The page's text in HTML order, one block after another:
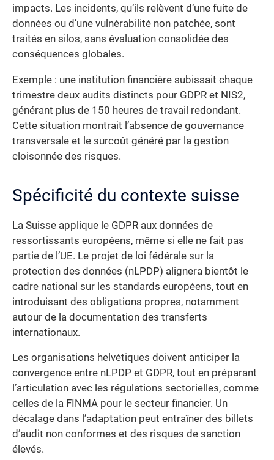
impacts. Les incidents, qu’ils relèvent d’une fuite de
données ou d’une vulnérabilité non patchée, sont
traités en silos, sans évaluation consolidée des
conséquences globales.
Exemple : une institution financière subissait chaque
trimestre deux audits distincts pour GDPR et NIS2,
générant plus de 150 heures de travail redondant.
Cette situation montrait l’absence de gouvernance
transversale et le surcoût généré par la gestion
cloisonnée des risques.
Spécificité du contexte suisse
La Suisse applique le GDPR aux données de
ressortissants européens, même si elle ne fait pas
partie de l’UE. Le projet de loi fédérale sur la
protection des données (nLPDP) alignera bientôt le
cadre national sur les standards européens, tout en
introduisant des obligations propres, notamment
autour de la documentation des transferts
internationaux.
Les organisations helvétiques doivent anticiper la
convergence entre nLPDP et GDPR, tout en préparant
l’articulation avec les régulations sectorielles, comme
celles de la FINMA pour le secteur financier. Un
décalage dans l’adaptation peut entraîner des billets
d’audit non conformes et des risques de sanction
élevés.